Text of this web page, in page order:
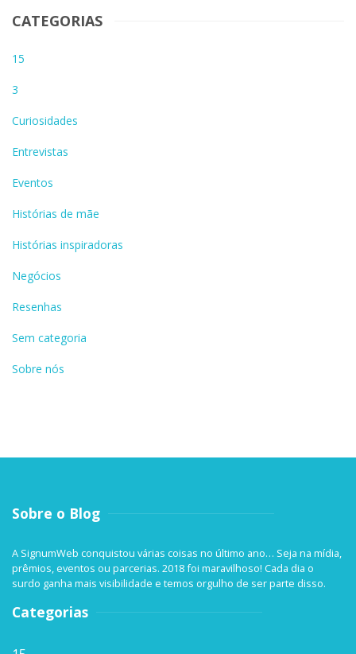
CATEGORIAS
15
3
Curiosidades
Entrevistas
Eventos
Histórias de mãe
Histórias inspiradoras
Negócios
Resenhas
Sem categoria
Sobre nós
Sobre o Blog
A SignumWeb conquistou várias coisas no último ano… Seja na mídia,
prêmios, eventos ou parcerias. 2018 foi maravilhoso! Cada dia o
surdo ganha mais visibilidade e temos orgulho de ser parte disso.
Categorias